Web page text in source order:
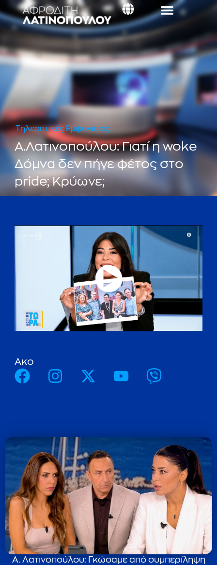
Τηλεοπτικές Εμφανίσεις
Α.Λατινοπούλου: Γιατί η woke
Δόμνα δεν πήγε φέτος στο
pride; Κρύωνε;
Aκο
Α. Λατινοπούλου: Γκώσαμε από συμπερίληψη